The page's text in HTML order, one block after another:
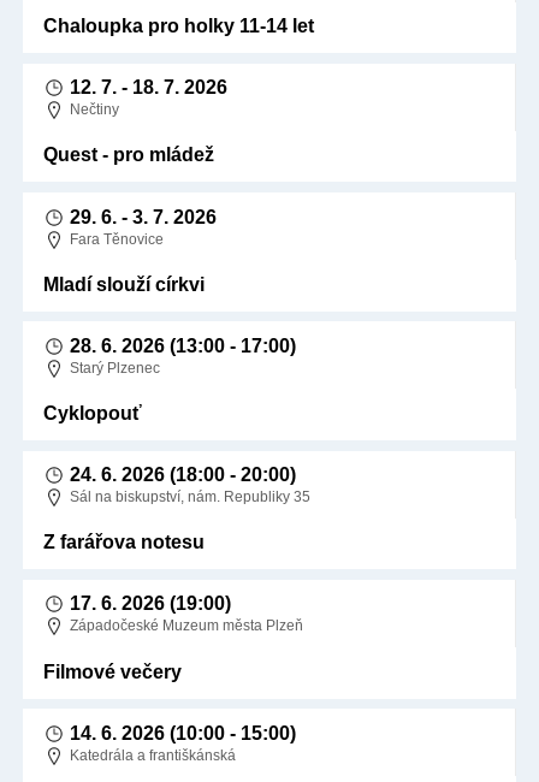
Chaloupka pro holky 11-14 let
12. 7. - 18. 7. 2026
Nečtiny
Quest - pro mládež
29. 6. -3. 7. 2026
Fara Těnovice
Mladí slouží církvi
28. 6. 2026 (13:00 - 17:00)
Starý Plzenec
Cyklopouť
24. 6. 2026 (18:00 - 20:00)
Sál na biskupství, nám. Republiky 35
Z farářova notesu
17. 6. 2026 (19:00)
Západočeské Muzeum města Plzeň
Filmové večery
14. 6. 2026 (10:00 - 15:00)
Katedrála a františkánská